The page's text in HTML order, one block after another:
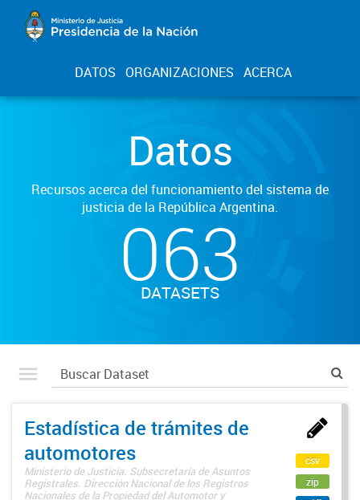
DATOS ORGANIZACIONES ACERCA
Datos
Recursos acerca del funcionamiento del sistema de
justicia de la República Argentina.
063
DATASETS
Estadística de trámites de
automotores
Ministerio de Justicia. Subsecretaría de Asuntos
Registrales. Dirección Nacional de los Registros
Nacionales de la Propiedad del Automotor y
csv
zip